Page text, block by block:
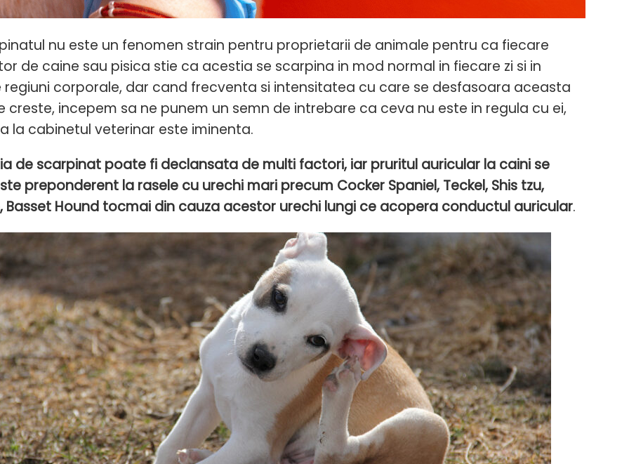
nu este un fenomen strain pentru proprietarii de animale pentru ca fiecare
de caine sau pisica stie ca acestia se scarpina in mod normal in fiecare zi si in
regiuni corporale, dar cand frecventa si intensitatea cu care se desfasoara aceasta
creste, incepem sa ne punem un semn de intrebare ca ceva nu este in regula cu ei,
la cabinetul veterinar este iminenta.
de scarpinat poate fi declansata de multi factori, iar pruritul auricular la caini se
preponderent la rasele cu urechi mari precum Cocker Spaniel, Teckel, Shis tzu,
Basset Hound tocmai din cauza acestor urechi lungi ce acopera conductul auricular.